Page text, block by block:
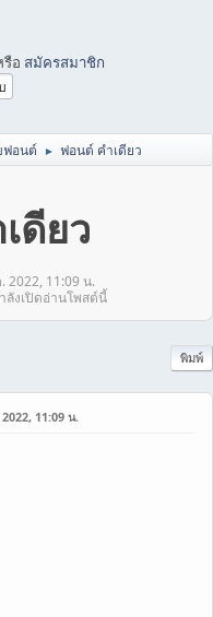
อ สมัครสมาชิก
ฟอนต์ ► ฟอนต์ คำเดียว
ดียว
2022, 11:09 น.
ลังเปิดอ่านโพสต์นี้
พิมพ์
11:09 น.